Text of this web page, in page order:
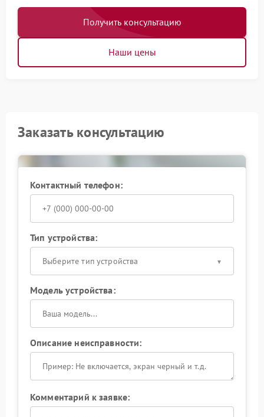
Получить консультацию
Наши цены
Заказать консультацию
Контактный телефон:
Тип устройства:
Выберите тип устройства
Модель устройства:
Описание неисправности:
Комментарий к заявке: